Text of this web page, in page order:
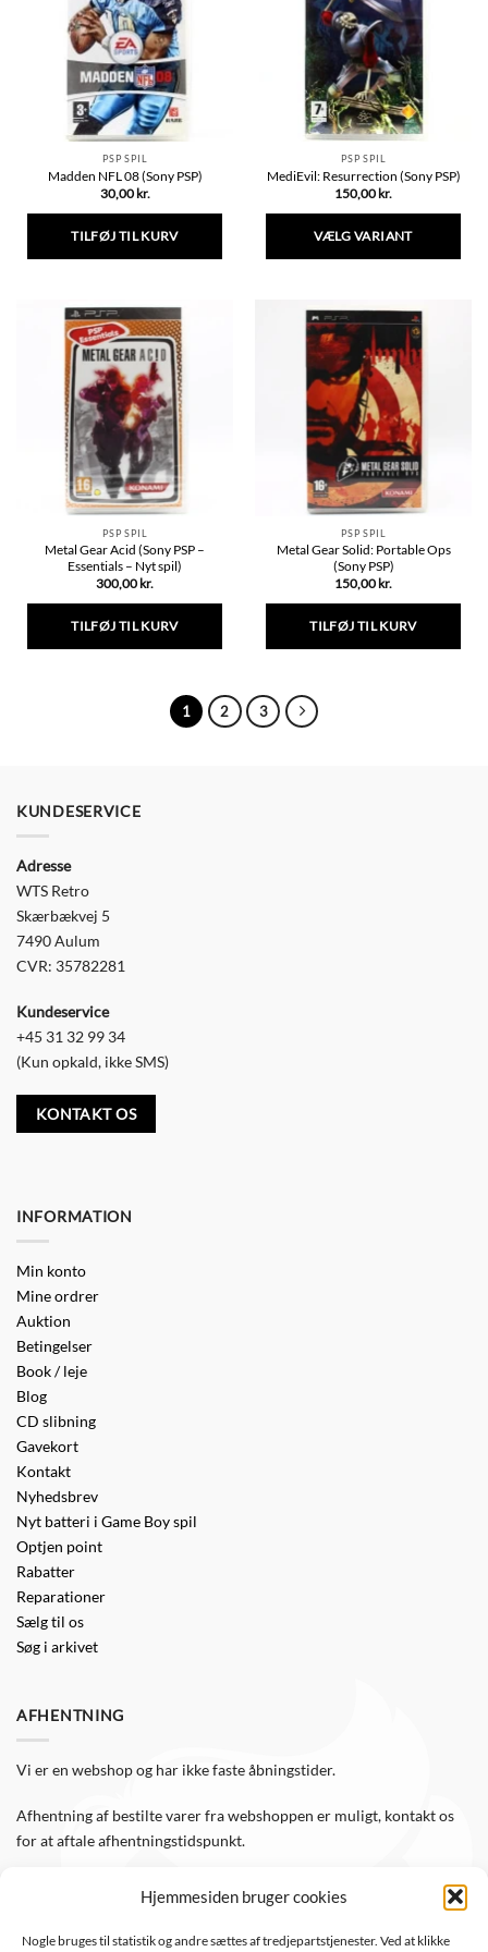
Hjemmesiden bruger cookies
Nogle bruges til statistik og andre sættes af tredjepartstjenester. Ved at klikke
kan
vælges
på
varesiden
PSP SPIL
Madden NFL 08 (Sony PSP)
30,00 kr.
TILFØJ TIL KURV
PSP SPIL
MediEvil: Resurrection (Sony PSP)
150,00 kr.
VÆLG VARIANT
har
flere
varianter.
Mulighederne
kan
vælges
på
varesiden
PSP SPIL
Metal Gear Acid (Sony PSP –
Essentials – Nyt spil)
300,00 kr.
TILFØJ TIL KURV
PSP SPIL
Metal Gear Solid: Portable Ops
(Sony PSP)
150,00 kr.
TILFØJ TIL KURV
1 2 3
KUNDESERVICE
Adresse
WTS Retro
Skærbækvej 5
7490 Aulum
CVR: 35782281
Kundeservice
+45 31 32 99 34
(Kun opkald, ikke SMS)
KONTAKT OS
INFORMATION
Min konto
Mine ordrer
Auktion
Betingelser
Book / leje
Blog
CD slibning
Gavekort
Kontakt
Nyhedsbrev
Nyt batteri i Game Boy spil
Optjen point
Rabatter
Reparationer
Sælg til os
Søg i arkivet
AFHENTNING
Vi er en webshop og har ikke faste åbningstider.
Afhentning af bestilte varer fra webshoppen er muligt, kontakt os
for at aftale afhentningstidspunkt.